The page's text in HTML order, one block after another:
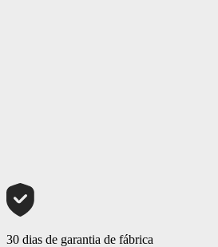
30 dias de garantia de fábrica